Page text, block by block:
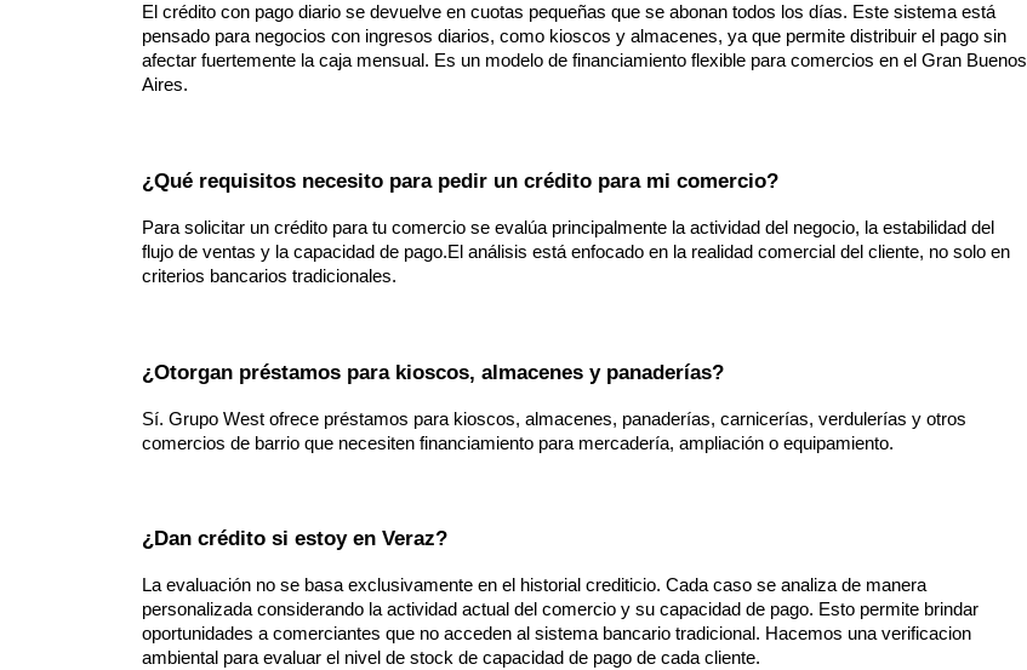
El crédito con pago diario se devuelve en cuotas pequeñas que se abonan todos los días. Este sistema está
pensado para negocios con ingresos diarios, como kioscos y almacenes, ya que permite distribuir el pago sin
afectar fuertemente la caja mensual. Es un modelo de financiamiento flexible para comercios en el Gran Buenos
Aires.
¿Qué requisitos necesito para pedir un crédito para mi comercio?
Para solicitar un crédito para tu comercio se evalúa principalmente la actividad del negocio, la estabilidad del
flujo de ventas y la capacidad de pago.El análisis está enfocado en la realidad comercial del cliente, no solo en
criterios bancarios tradicionales.
¿Otorgan préstamos para kioscos, almacenes y panaderías?
Sí. Grupo West ofrece préstamos para kioscos, almacenes, panaderías, carnicerías, verdulerías y otros
comercios de barrio que necesiten financiamiento para mercadería, ampliación o equipamiento.
¿Dan crédito si estoy en Veraz?
La evaluación no se basa exclusivamente en el historial crediticio. Cada caso se analiza de manera
personalizada considerando la actividad actual del comercio y su capacidad de pago. Esto permite brindar
oportunidades a comerciantes que no acceden al sistema bancario tradicional. Hacemos una verificacion
ambiental para evaluar el nivel de stock de capacidad de pago de cada cliente.